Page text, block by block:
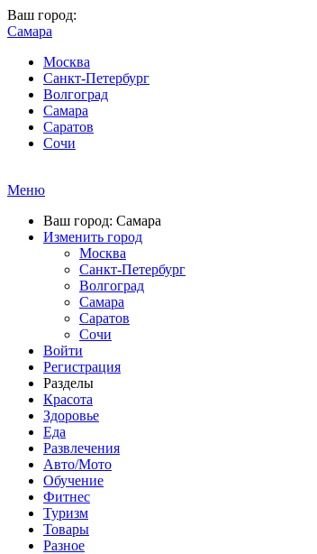
Ваш город:
Самара
Москва
Санкт-Петербург
Волгоград
Самара
Саратов
Сочи
Меню
Ваш город: Самара
Изменить город
Москва
Санкт-Петербург
Волгоград
Самара
Саратов
Сочи
Войти
Регистрация
Разделы
Красота
Здоровье
Еда
Развлечения
Авто/Мото
Обучение
Фитнес
Туризм
Товары
Разное